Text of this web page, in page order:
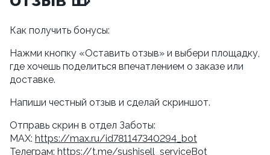
Как получить бонусы:
Нажми кнопку «Оставить отзыв» и выбери площадку,
где хочешь поделиться впечатлением о заказе или
доставке.
Напиши честный отзыв и сделай скриншот.
Отправь скрин в отдел Заботы:
MAX: https://max.ru/id781147340294_bot
Телеграм: https://t.me/sushisell_serviceBot